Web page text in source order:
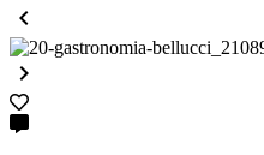

